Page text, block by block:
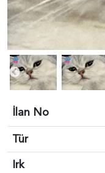
İlan No
Tür
Irk